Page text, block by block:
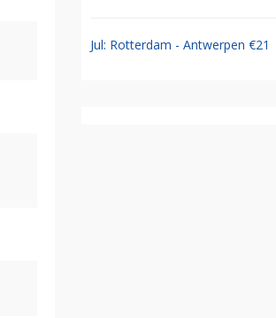
Jul: Rotterdam - Antwerpen €21